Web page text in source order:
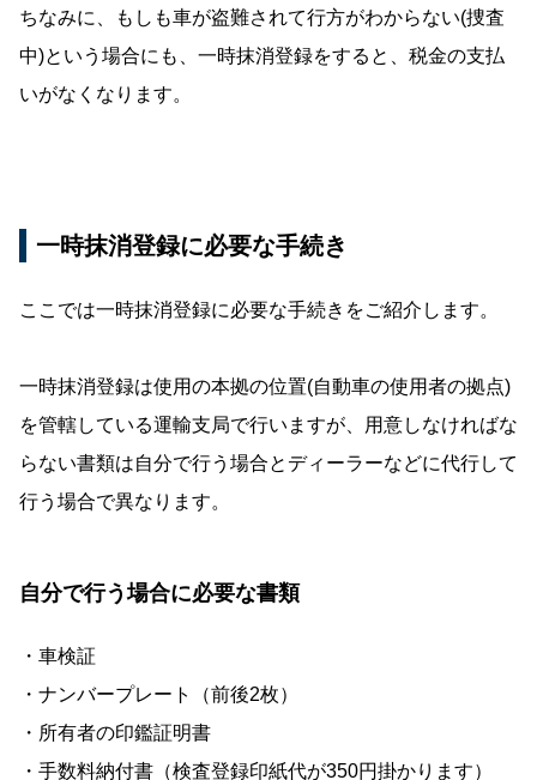
ちなみに、もしも車が盗難されて行方がわからない(捜査
中)という場合にも、一時抹消登録をすると、税金の支払
いがなくなります。
一時抹消登録に必要な手続き
ここでは一時抹消登録に必要な手続きをご紹介します。
一時抹消登録は使用の本拠の位置(自動車の使用者の拠点)
を管轄している運輸支局で行いますが、用意しなければな
らない書類は自分で行う場合とディーラーなどに代行して
行う場合で異なります。
自分で行う場合に必要な書類
・車検証
・ナンバープレート（前後2枚）
・所有者の印鑑証明書
・手数料納付書（検査登録印紙代が350円掛かります）